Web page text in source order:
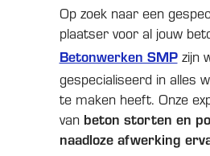
Op zoek naar een
plaatser voor al jouw
Betonwerken SMPzijn
gespecialiseerd in alles
te maken heeft. Onze
van beton storten en
naadloze afwerking